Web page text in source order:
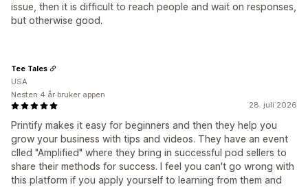
issue, then it is difficult to reach people and wait on responses,
but otherwise good.
28. juli 2026
Printify makes it easy for beginners and then they help you
grow your business with tips and videos. They have an event
clled "Amplified" where they bring in successful pod sellers to
share their methods for success. I feel you can't go wrong with
this platform if you apply yourself to learning from them and
Tee Tales
USA
Nesten 4 år bruker appen